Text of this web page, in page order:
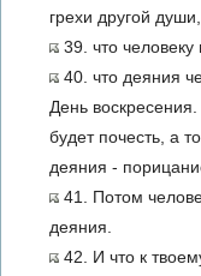
грехи другой души,
39. что человеку
40. что деяния
День
будет почесть, а
деяния -
41. Потом
деяния.
42. И что к